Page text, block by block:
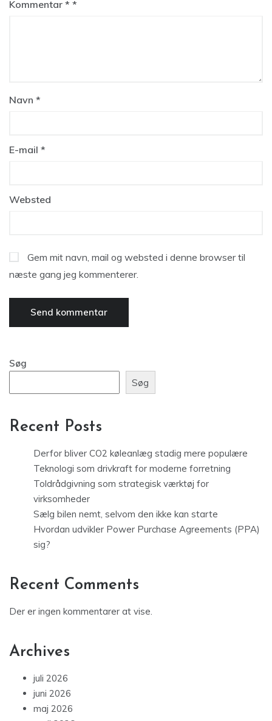
Kommentar *
Navn *
E-mail *
Websted
Gem mit navn, mail og websted i denne browser til
næste gang jeg kommenterer.
Søg
Søg
Recent Posts
Derfor bliver CO2 køleanlæg stadig mere populære
Teknologi som drivkraft for moderne forretning
Toldrådgivning som strategisk værktøj for
virksomheder
Sælg bilen nemt, selvom den ikke kan starte
Hvordan udvikler Power Purchase Agreements (PPA)
sig?
Recent Comments
Der er ingen kommentarer at vise.
Archives
juli 2026
juni 2026
maj 2026